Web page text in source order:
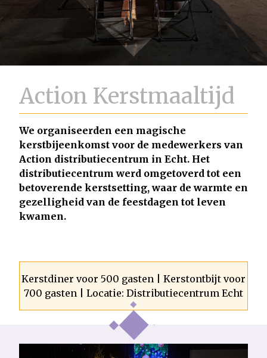
Action Kerstmaaltijd
We organiseerden een magische
kerstbijeenkomst voor de medewerkers van
Action distributiecentrum in Echt. Het
distributiecentrum werd omgetoverd tot een
betoverende kerstsetting, waar de warmte en
gezelligheid van de feestdagen tot leven
kwamen.
Kerstdiner voor 500 gasten | Kerstontbijt voor
700 gasten | Locatie: Distributiecentrum Echt